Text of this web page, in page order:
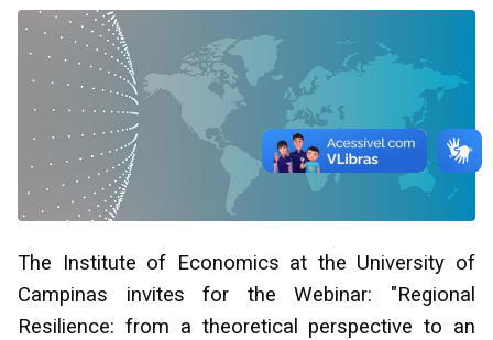
The Institute of Economics at the University of
Campinas invites for the Webinar: "Regional
Resilience: from a theoretical perspective to an